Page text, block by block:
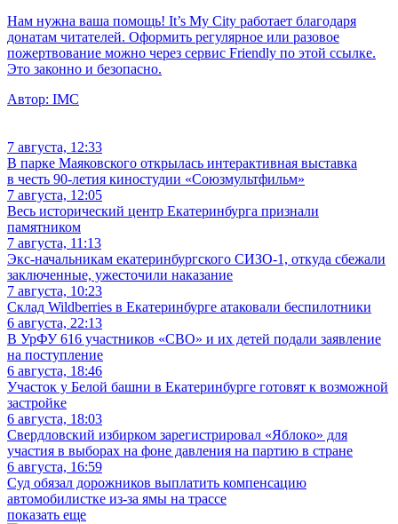
Нам нужна ваша помощь! It’s My City работает благодаря
донатам читателей. Оформить регулярное или разовое
пожертвование можно через сервис Friendly по этой ссылке.
Это законно и безопасно.
Автор: IMC
7 августа, 12:33
В парке Маяковского открылась интерактивная выставка
в честь 90-летия киностудии «Союзмультфильм»
7 августа, 12:05
Весь исторический центр Екатеринбурга признали
памятником
7 августа, 11:13
Экс-начальникам екатеринбургского СИЗО-1, откуда сбежали
заключенные, ужесточили наказание
7 августа, 10:23
Склад Wildberries в Екатеринбурге атаковали беспилотники
6 августа, 22:13
В УрФУ 616 участников «СВО» и их детей подали заявление
на поступление
6 августа, 18:46
Участок у Белой башни в Екатеринбурге готовят к возможной
застройке
6 августа, 18:03
Свердловский избирком зарегистрировал «Яблоко» для
участия в выборах на фоне давления на партию в стране
6 августа, 16:59
Суд обязал дорожников выплатить компенсацию
автомобилистке из-за ямы на трассе
показать еще